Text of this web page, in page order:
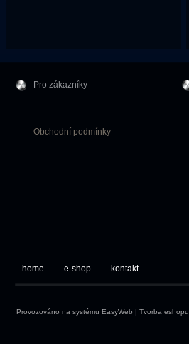
Pro zákazníky
Obchodní podmínky
home e-shop kontakt
Provozováno na systému EasyWeb | Tvorba eshopu